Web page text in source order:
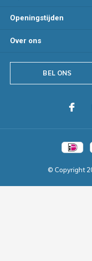
Openingstijden
Over ons
BEL ONS
© Copyright